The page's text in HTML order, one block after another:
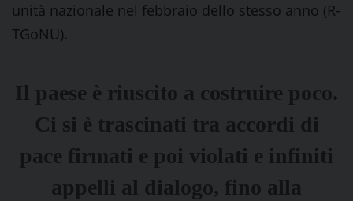
unità nazionale nel febbraio dello stesso anno (R-
TGoNU).
Il paese è riuscito a costruire poco.
Ci si è trascinati tra accordi di
pace firmati e poi violati e infiniti
appelli al dialogo, fino alla